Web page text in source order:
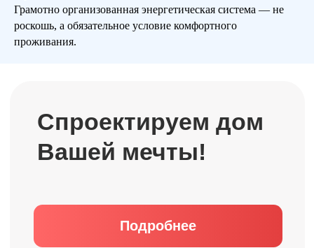
Грамотно организованная энергетическая система — не
роскошь, а обязательное условие комфортного
проживания.